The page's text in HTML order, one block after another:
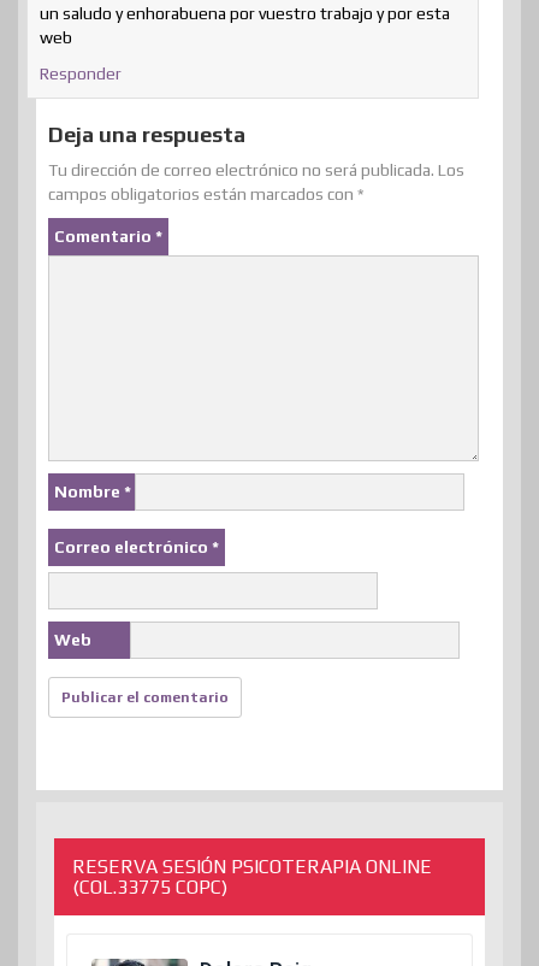
un saludo y enhorabuena por vuestro trabajo y por esta
web
Responder
Deja una respuesta
Tu dirección de correo electrónico no será publicada. Los
campos obligatorios están marcados con *
Comentario *
Nombre *
Correo electrónico *
Web
RESERVA SESIÓN PSICOTERAPIA ONLINE
(COL.33775 COPC)